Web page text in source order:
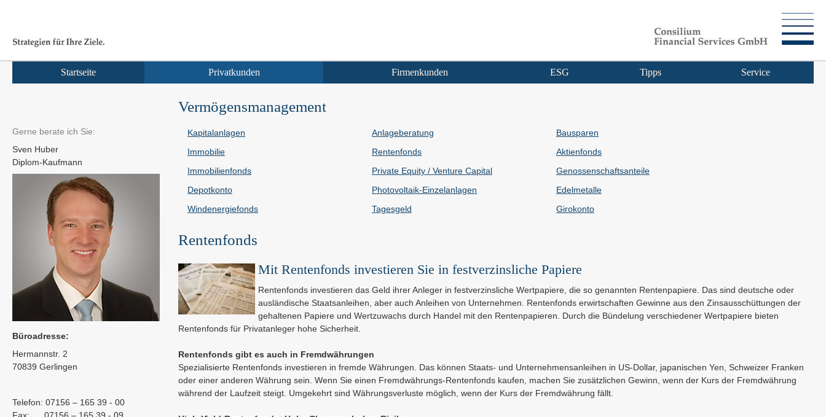
Startseite Privatkunden Firmenkunden ESG Tipps Service
Gerne berate ich Sie:
Sven Huber
Diplom-Kaufmann
Büroadresse:
Hermannstr. 2
70839 Gerlingen
Telefon: 07156 – 165 39 - 00
Vermögensmanagement
Kapitalanlagen Anlageberatung
Bausparen
Immobilie
Rentenfonds
Aktienfonds
Immobilienfonds
Private Equity / Venture Capital
Genossenschaftsanteile
Depotkonto
Photovoltaik-Einzelanlagen
Edelmetalle
Windenergiefonds
Tages­geld Giro­konto
Rentenfonds
Mit Rentenfonds investieren Sie in festverzinsliche Papiere
Rentenfonds investieren das Geld ihrer Anleger in festverzinsliche Wertpapiere, die so genannten Rentenpapiere. Das sind deutsche oder
ausländische Staatsanleihen, aber auch Anleihen von Unternehmen. Rentenfonds erwirtschaften Gewinne aus den Zinsausschüttungen der
gehaltenen Papiere und Wertzuwachs durch Handel mit den Rentenpapieren. Durch die Bündelung verschiedener Wertpapiere bieten
Rentenfonds für Privatanleger hohe Sicherheit.
Rentenfonds gibt es auch in Fremdwährungen
Spezialisierte Rentenfonds investieren in fremde Währungen. Das können Staats- und Unternehmensanleihen in US-Dollar, japanischen Yen, Schweizer Franken
oder einer anderen Währung sein. Wenn Sie einen Fremdwährungs-Rentenfonds kaufen, machen Sie zusätzlichen Gewinn, wenn der Kurs der Fremdwährung
während der Laufzeit steigt. Umgekehrt sind Währungsverluste möglich, wenn der Kurs der Fremdwährung fällt.